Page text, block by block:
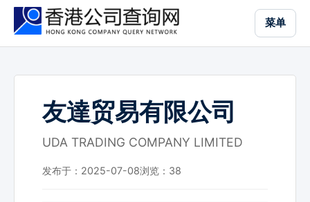
菜单
友達贸易有限公司
UDA TRADING COMPANY LIMITED
发布于：2025-07-08浏览： 38